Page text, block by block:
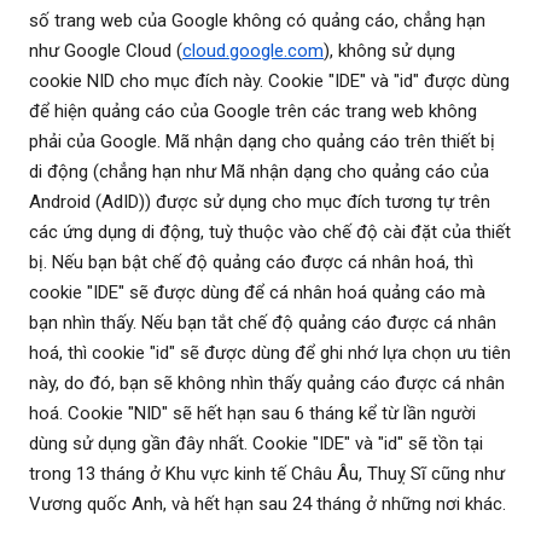
số trang web của Google không có quảng cáo, chẳng hạn
như Google Cloud (cloud.google.com), không sử dụng
cookie NID cho mục đích này. Cookie "IDE" và "id" được dùng
để hiện quảng cáo của Google trên các trang web không
phải của Google. Mã nhận dạng cho quảng cáo trên thiết bị
di động (chẳng hạn như Mã nhận dạng cho quảng cáo của
Android (AdID)) được sử dụng cho mục đích tương tự trên
các ứng dụng di động, tuỳ thuộc vào chế độ cài đặt của thiết
bị. Nếu bạn bật chế độ quảng cáo được cá nhân hoá, thì
cookie "IDE" sẽ được dùng để cá nhân hoá quảng cáo mà
bạn nhìn thấy. Nếu bạn tắt chế độ quảng cáo được cá nhân
hoá, thì cookie "id" sẽ được dùng để ghi nhớ lựa chọn ưu tiên
này, do đó, bạn sẽ không nhìn thấy quảng cáo được cá nhân
hoá. Cookie "NID" sẽ hết hạn sau 6 tháng kể từ lần người
dùng sử dụng gần đây nhất. Cookie "IDE" và "id" sẽ tồn tại
trong 13 tháng ở Khu vực kinh tế Châu Âu, Thuỵ Sĩ cũng như
Vương quốc Anh, và hết hạn sau 24 tháng ở những nơi khác.